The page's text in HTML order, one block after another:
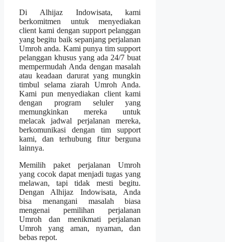
Di Alhijaz Indowisata, kami
berkomitmen untuk menyediakan
client kami dengan support pelanggan
yang begitu baik sepanjang perjalanan
Umroh anda. Kami punya tim support
pelanggan khusus yang ada 24/7 buat
mempermudah Anda dengan masalah
atau keadaan darurat yang mungkin
timbul selama ziarah Umroh Anda.
Kami pun menyediakan client kami
dengan program seluler yang
memungkinkan mereka untuk
melacak jadwal perjalanan mereka,
berkomunikasi dengan tim support
kami, dan terhubung fitur berguna
lainnya.
Memilih paket perjalanan Umroh
yang cocok dapat menjadi tugas yang
melawan, tapi tidak mesti begitu.
Dengan Alhijaz Indowisata, Anda
bisa menangani masalah biasa
mengenai pemilihan perjalanan
Umroh dan menikmati perjalanan
Umroh yang aman, nyaman, dan
bebas repot.